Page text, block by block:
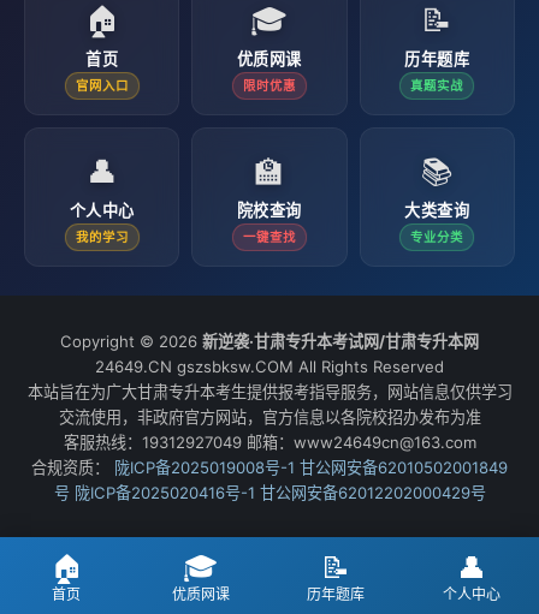
🏠
首页
官网入口
🎓
优质网课
限时优惠
📝
历年题库
真题实战
👤
个人中心
我的学习
🏫
院校查询
一键查找
📚
大类查询
专业分类
Copyright © 2026 新逆袭·甘肃专升本考试网/甘肃专升本网
24649.CN gszsbksw.COM All Rights Reserved
本站旨在为广大甘肃专升本考生提供报考指导服务，网站信息仅供学习
交流使用，非政府官方网站，官方信息以各院校招办发布为准
客服热线：19312927049 邮箱：www24649cn@163.com
合规资质：
陇ICP备2025019008号-1 甘公网安备62010502001849
号 陇ICP备2025020416号-1 甘公网安备62012202000429号
🏠
首页
🎓
优质网课
📝
历年题库
👤
个人中心